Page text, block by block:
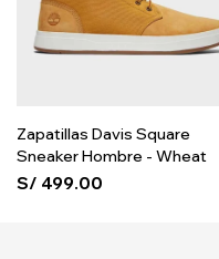
Zapatillas Davis Square
Sneaker Hombre - Wheat
S/ 499.00